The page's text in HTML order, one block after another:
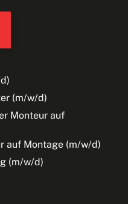
(m/w/d)
Monteur auf
auf Montage (m/w/d)
(m/w/d)